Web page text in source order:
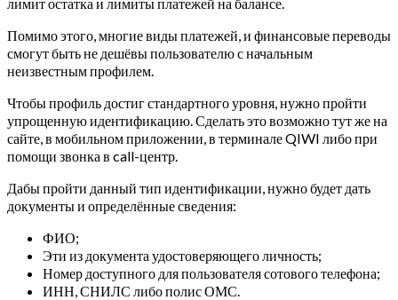
Помимо этого, многие виды платежей, и финансовые переводы
смогут быть не дешёвы пользователю с начальным
неизвестным профилем.
Чтобы профиль достиг стандартного уровня, нужно пройти
упрощенную идентификацию. Сделать это возможно тут же на
сайте, в мобильном приложении, в терминале QIWI либо при
помощи звонка в call-центр.
Дабы пройти данный тип идентификации, нужно будет дать
документы и определённые сведения:
ФИО;
Эти из документа удостоверяющего личность;
Номер доступного для пользователя сотового телефона;
ИНН, СНИЛС либо полис ОМС.